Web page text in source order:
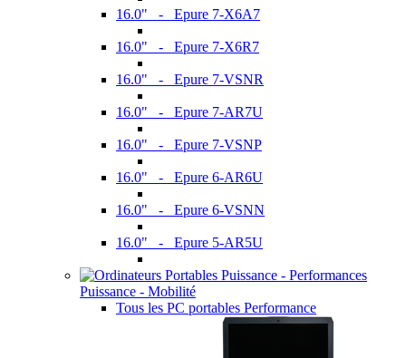
16.0" - Epure 7-X6A7
16.0" - Epure 7-X6R7
16.0" - Epure 7-VSNR
16.0" - Epure 7-AR7U
16.0" - Epure 7-VSNP
16.0" - Epure 6-AR6U
16.0" - Epure 6-VSNN
16.0" - Epure 5-AR5U
Puissance - Mobilité
Tous les PC portables Performance